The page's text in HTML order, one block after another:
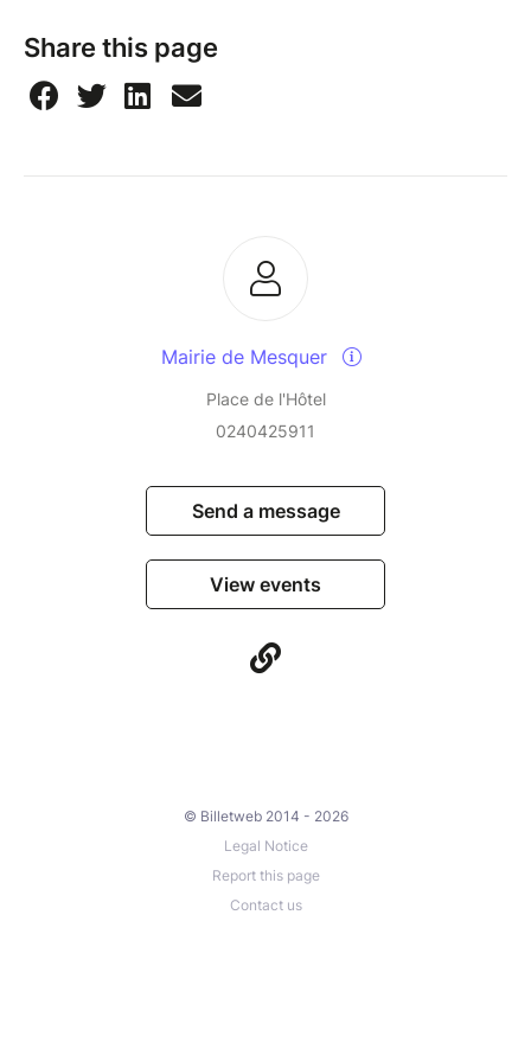
Share this page
Mairie de Mesquer
Place de l'Hôtel
0240425911
Send a message
View events
© Billetweb 2014 - 2026
Legal Notice
Report this page
Contact us